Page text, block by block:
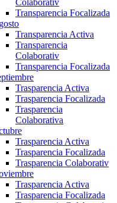
Transparencia Focalizada
Transparencia Activa
Transparencia
Colaborativ
Transparencia Focalizada
Trasparencia Activa
Trasparencia Focalizada
Trasparencia
Colaborativa
Trasparencia Activa
Trasparencia Focalizada
Trasparencia Colaborativ
Trasparencia Activa
Trasparencia Focalizada